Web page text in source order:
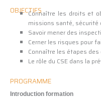
OBJECTIFSConnaître les droits et
missions santé, sécurité
Savoir mener des
Cerner les risques pour
Connaître les étapes
Le rôle du CSE dans la
PROGRAMME
Introduction formation